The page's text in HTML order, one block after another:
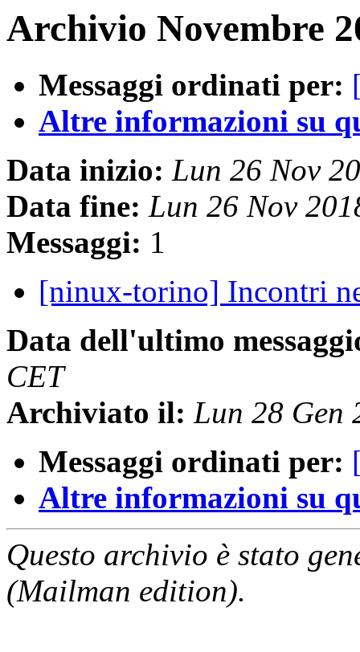
Archivio Novembre
Messaggi ordinati per:
Altre informazioni su
Data inizio: Lun 26 Nov
Data fine: Lun 26 Nov
Messaggi: 1
[ninux-torino] Incontri
Data dell'ultimo
CET
Archiviato il: Lun 28 Gen
Messaggi ordinati per:
Altre informazioni su
Questo archivio è stato
(Mailman edition).